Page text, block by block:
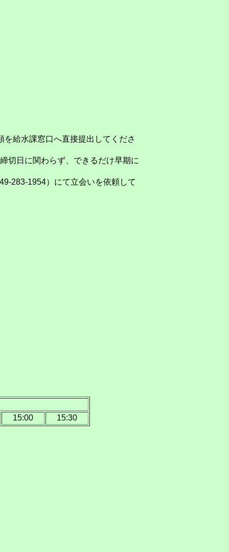
給水課窓口へ直接提出してくださ
切日に関わらず、できるだけ早期に
283-1954）にて立会いを依頼して
15:00
15:30